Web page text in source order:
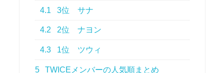
4.1 3位 サナ
4.2 2位 ナヨン
4.3 1位 ツウィ
5 TWICEメンバーの人気順まとめ